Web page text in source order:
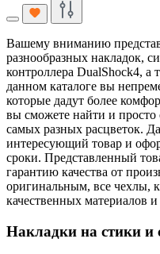
Вашему вниманию
разнообразных накладок,
контроллера DualShock4, а
данном каталоге вы
которые дадут более
вы сможете найти и
самых разных расцветок.
интересующий товар и
сроки. Представленный
гарантию качества от
оригинальным, все чехлы,
качественных материалов
Накладки на стики и